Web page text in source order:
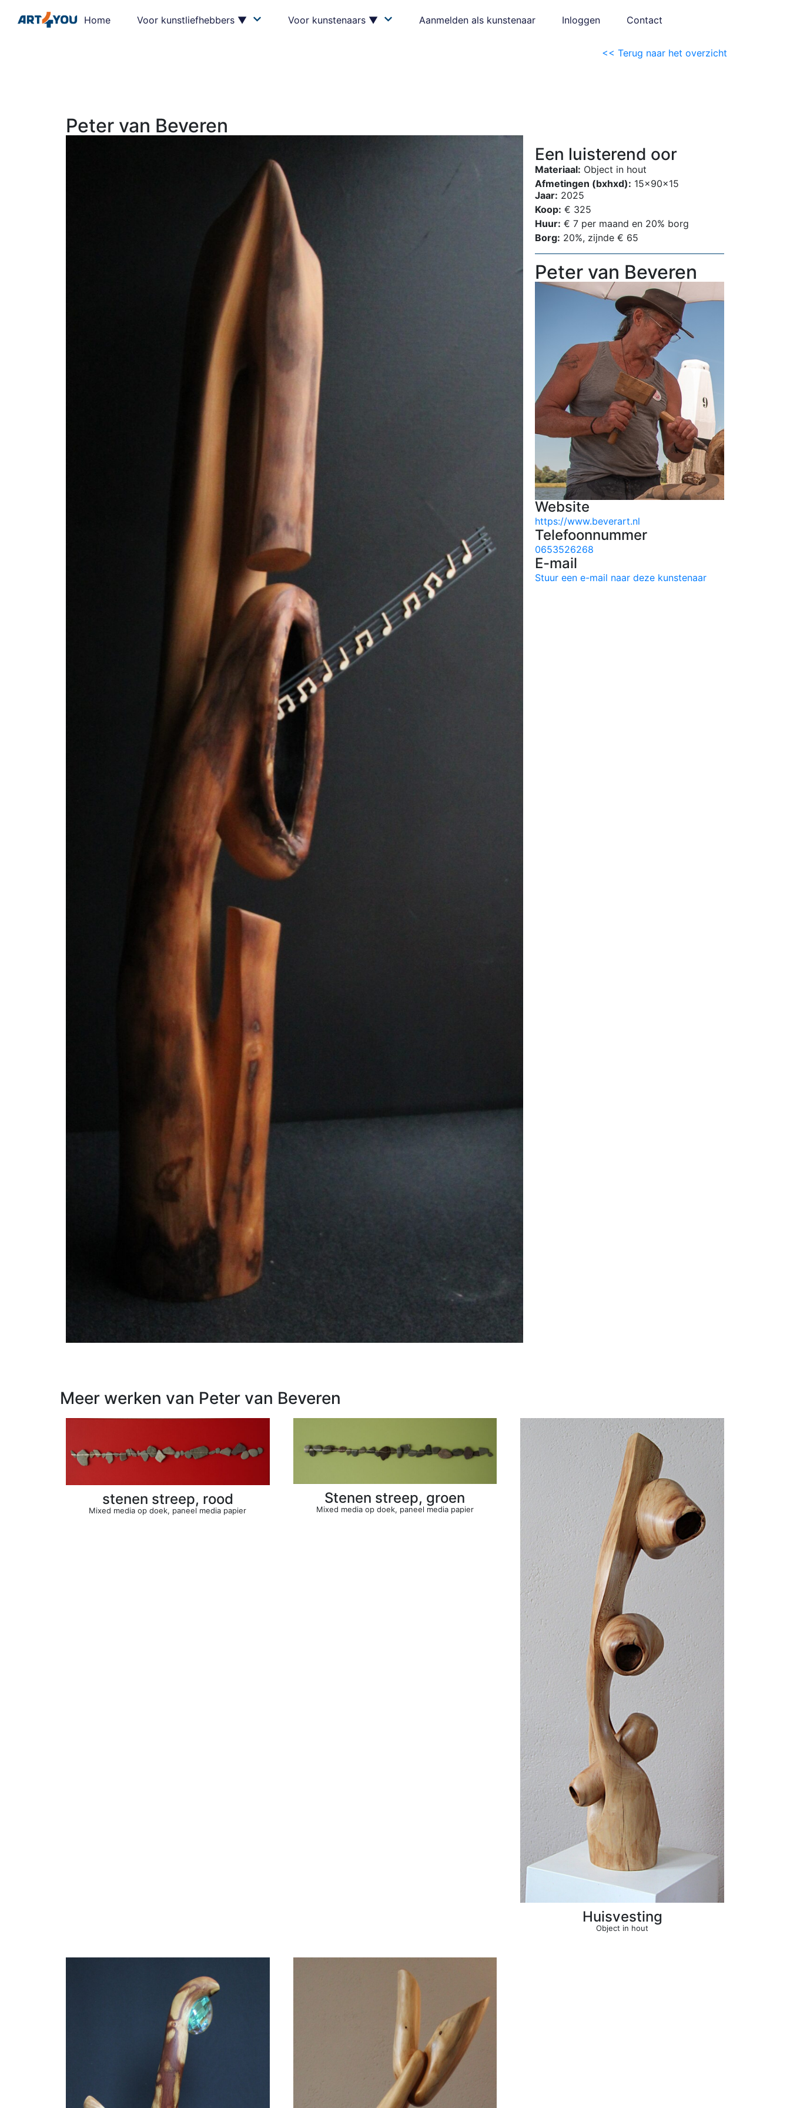
Home Voor kunstliefhebbers ▼ Voor kunstenaars ▼ Aanmelden als kunstenaar Inloggen Contact
<< Terug naar het overzicht
Peter van Beveren
Een luisterend oor
Materiaal: Object in hout
Afmetingen (bxhxd): 15x90x15
Jaar: 2025
Koop: € 325
Huur: € 7 per maand en 20% borg
Borg: 20%, zijnde € 65
Peter van Beveren
Website
https://www.beverart.nl
Telefoonnummer
0653526268
E-mail
Stuur een e-mail naar deze kunstenaar
Meer werken van Peter van Beveren
stenen streep, rood
Mixed media op doek, paneel media papier
Stenen streep, groen
Mixed media op doek, paneel media papier
Huisvesting
Object in hout